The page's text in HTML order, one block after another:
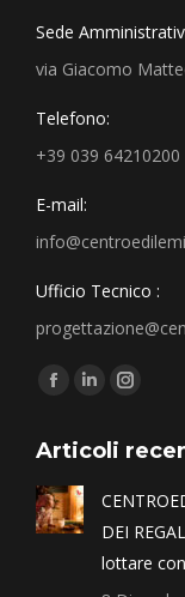
Sede
via Giacomo
Telefono:
+39 039 64210200
E-mail:
Ufficio Tecnico :
Find us on:
Articoli
DEI
lottare